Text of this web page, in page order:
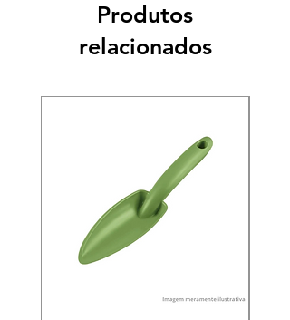
Produtos
relacionados